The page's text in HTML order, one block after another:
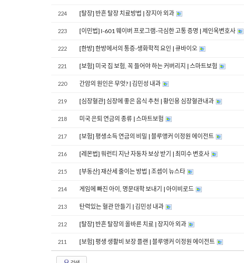
224 [탈장] 반흔 탈장 치료방법 | 장지아 외과
223 [이민법] I-601 웨이버 프로그램-극심한 고통 증명 | 제인옥변호사
222 [한방] 한방에서의 통증-생화학적 요인 | 큐바이오
221 [보험] 미국 집 보험, 꼭 들어야 하는 커버리지 | 스마트보험
220 간암의 원인은 무엇? | 김민성 내과
219 [심장혈관] 심장에 좋은 음식 추천 | 황인용 심장혈관내과
218 미국 은퇴 연금의 종류 | 스마트보험
217 [보험] 평생소득 연금의 비밀 | 블루앵커 이정원 에이전트
216 [레몬법] 워런티 지난 자동차 보상 받기 | 최미수 변호사
215 [부동산] 재산세 줄이는 방법 | 조셉이 뉴스타
214 게임에 빠진 아이, 명문대학 보내기 | 아이비로드
213 탄력있는 혈관 만들기 | 김민성 내과
212 [탈장] 반흔 탈장의 올바른 치료 | 장지아 외과
211 [보험] 평생 생활비 보장 플랜 | 블루앵커 이정원 에이전트